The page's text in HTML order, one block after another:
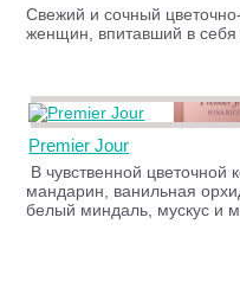
Свежий и сочный
женщин, впитавший в
Premier Jour
В чувственной цветочной
мандарин, ванильная
белый миндаль, мускус и